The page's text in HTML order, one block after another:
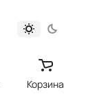
Корзина